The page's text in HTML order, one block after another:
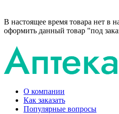
В настоящее время товара нет в
оформить данный товар "под
О компании
Как заказать
Популярные вопросы